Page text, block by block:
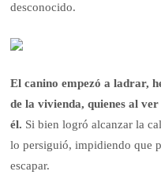
desconocido.
El canino empezó a ladrar,
de la vivienda, quienes al
él. Si bien logró alcanzar la
lo persiguió, impidiendo que
escapar.